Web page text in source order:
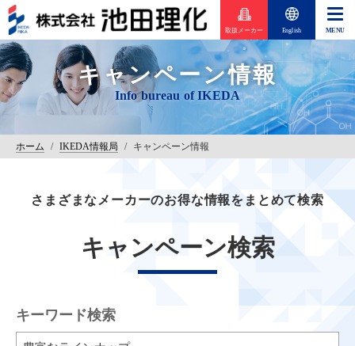
取扱メーカー English
キャンペーン情報
ホーム / IKEDA情報局 / キャンペーン情報
さまざまなメーカーのお得な情報をまとめて検索
キャンペーン検索
キーワード検索